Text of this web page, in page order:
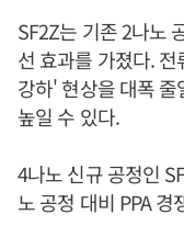
SF2Z는 기존 2나노
선 효과를 가졌다.
강하' 현상을 대폭
높일 수 있다.
4나노 신규 공정인
노 공정 대비 PPA